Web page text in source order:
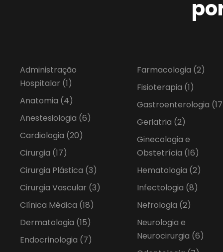
Administração
Hospitalar (1)
Anatomia (4)
Anestesiologia (6)
Cardiologia (20)
Cirurgia (17)
Cirurgia Plástica (3)
Cirurgia Vascular (3)
Clínica Médica (18)
Dermatologia (15)
Endocrinologia (7)
Farmacologia (2)
Fisioterapia (1)
Gastroenterologia
Geriatria (2)
Ginecologia e
Obstetrícia (16)
Hematologia (2)
Infectologia (8)
Nefrologia (2)
Neurologia e
Neurocirurgia (6)